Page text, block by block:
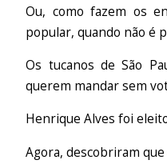
Ou, como fazem os
popular, quando não é
Os tucanos de São
querem mandar sem
Henrique Alves foi
Agora, descobriram que